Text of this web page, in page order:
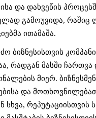
და დახვეწის
გამოუვიდა,
ითამაშა.
ბიზნესისთვის
რადგან მასში
მიერ.
და
სხვა,